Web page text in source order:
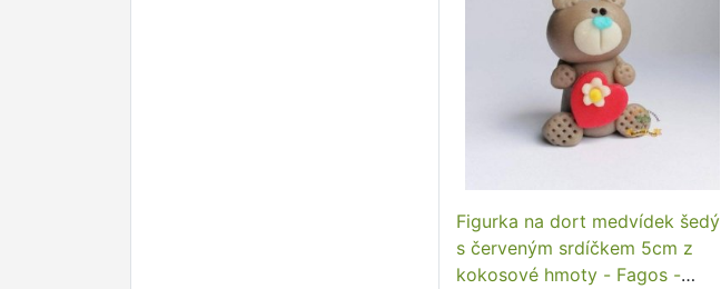
Figurka na dort medvídek šedý
s červeným srdíčkem 5cm z
kokosové hmoty - Fagos -